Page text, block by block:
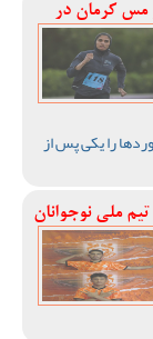
مس کرمان در
را یکی پس از
ملی نوجوانان